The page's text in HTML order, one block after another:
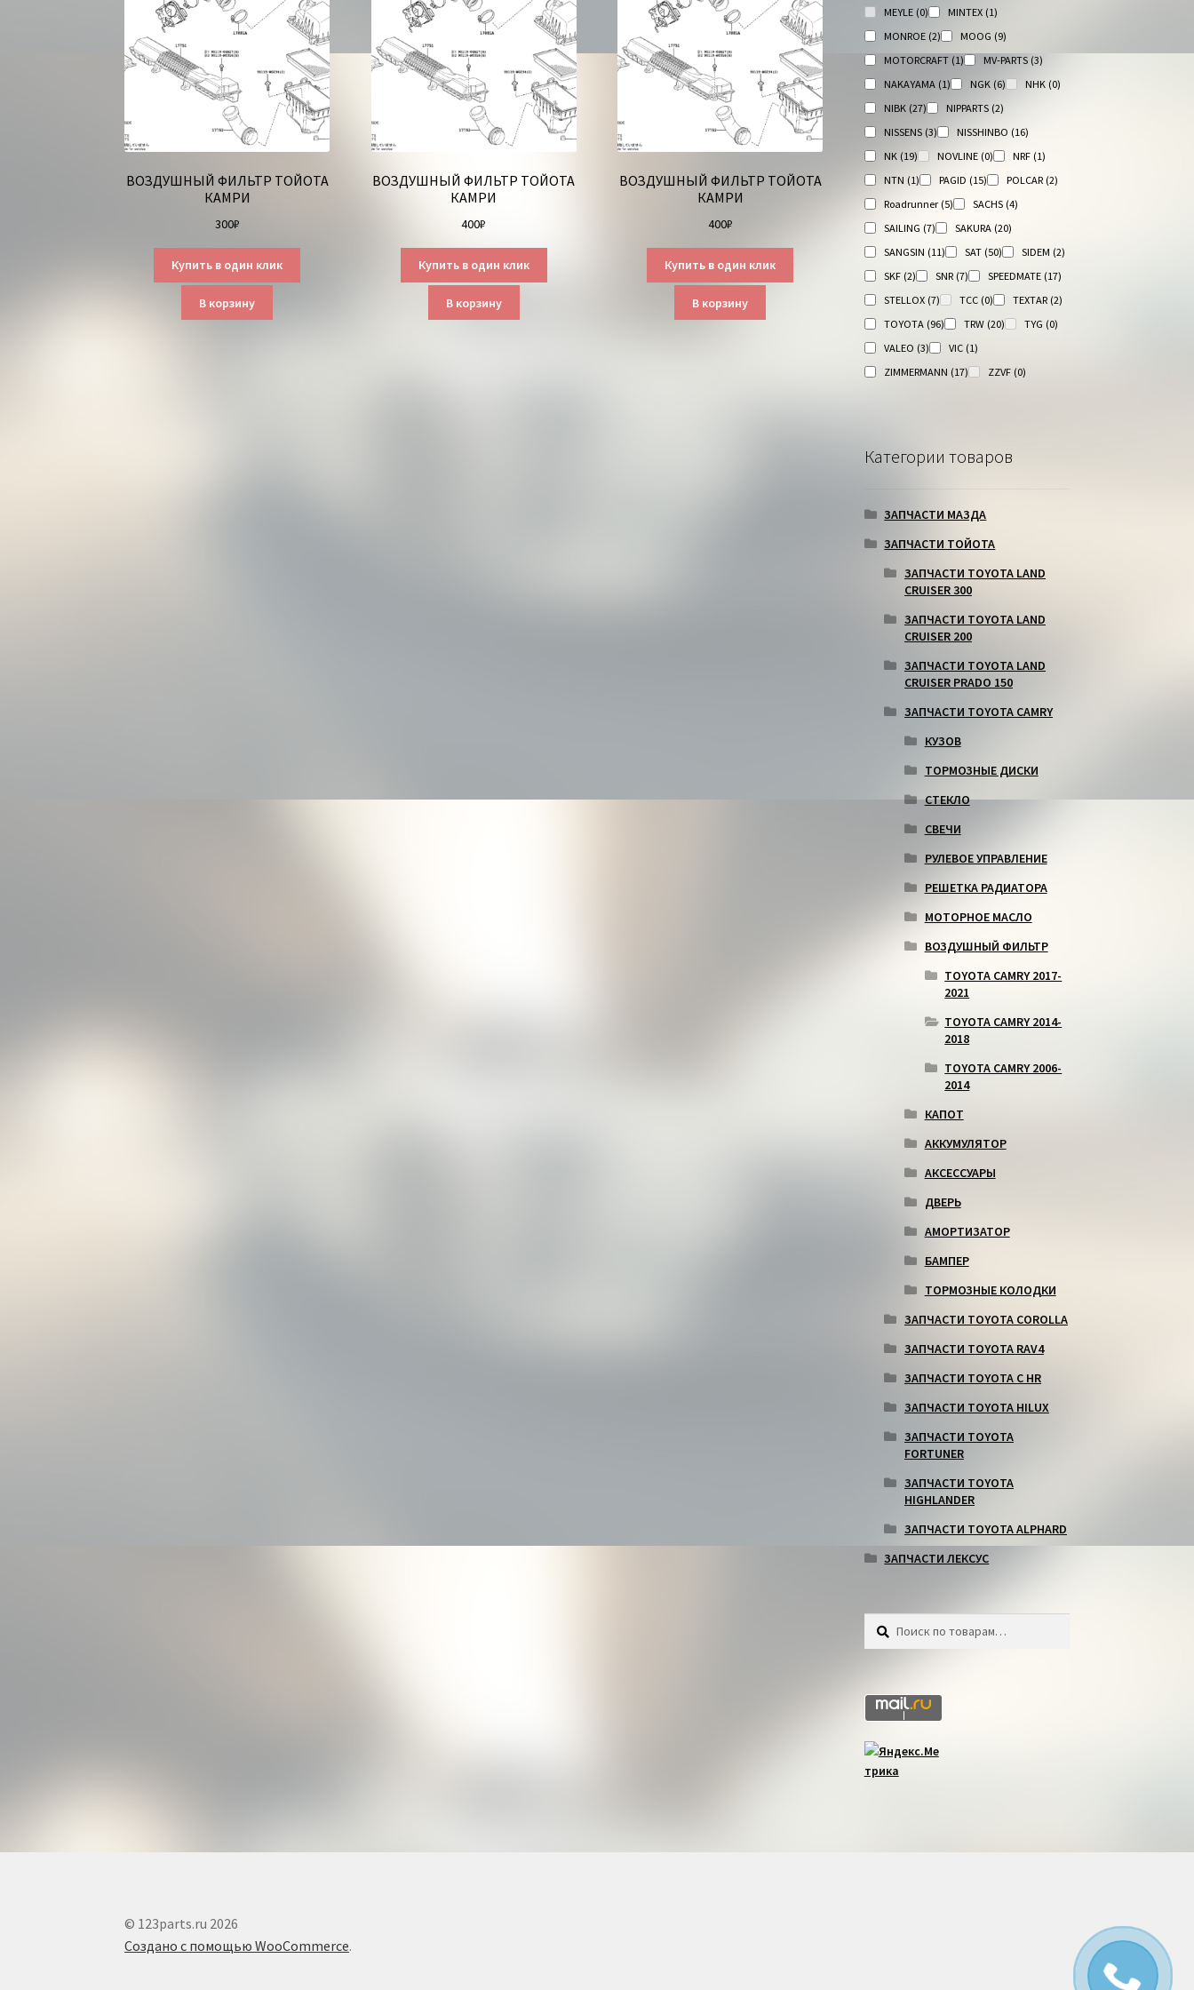
ВОЗДУШНЫЙ ФИЛЬТР ТОЙОТА
КАМРИ
300₽
Купить в один клик
В корзину
ВОЗДУШНЫЙ ФИЛЬТР ТОЙОТА
КАМРИ
400₽
Купить в один клик
В корзину
ВОЗДУШНЫЙ ФИЛЬТР ТОЙОТА
КАМРИ
400₽
Купить в один клик
В корзину
MEYLE (0) MINTEX (1)
MONROE (2) MOOG (9)
MOTORCRAFT (1) MV-PARTS (3)
NAKAYAMA (1) NGK (6) NHK (0)
NIBK (27) NIPPARTS (2)
NISSENS (3) NISSHINBO (16)
NK (19) NOVLINE (0) NRF (1)
NTN (1) PAGID (15) POLCAR (2)
Roadrunner (5) SACHS (4)
SAILING (7) SAKURA (20)
SANGSIN (11) SAT (50) SIDEM (2)
SKF (2) SNR (7) SPEEDMATE (17)
STELLOX (7) TCC (0) TEXTAR (2)
TOYOTA (96) TRW (20) TYG (0)
VALEO (3) VIC (1)
ZIMMERMANN (17) ZZVF (0)
Категории товаров
ЗАПЧАСТИ МАЗДА
ЗАПЧАСТИ ТОЙОТА
ЗАПЧАСТИ TOYOTA LAND
CRUISER 300
ЗАПЧАСТИ TOYOTA LAND
CRUISER 200
ЗАПЧАСТИ TOYOTA LAND
CRUISER PRADO 150
ЗАПЧАСТИ TOYOTA CAMRY
КУЗОВ
ТОРМОЗНЫЕ ДИСКИ
СТЕКЛО
СВЕЧИ
РУЛЕВОЕ УПРАВЛЕНИЕ
РЕШЕТКА РАДИАТОРА
МОТОРНОЕ МАСЛО
ВОЗДУШНЫЙ ФИЛЬТР
TOYOTA CAMRY 2017-
2021
TOYOTA CAMRY 2014-
2018
TOYOTA CAMRY 2006-
2014
КАПОТ
АККУМУЛЯТОР
АКСЕССУАРЫ
ДВЕРЬ
АМОРТИЗАТОР
БАМПЕР
ТОРМОЗНЫЕ КОЛОДКИ
ЗАПЧАСТИ TOYOTA COROLLA
ЗАПЧАСТИ TOYOTA RAV4
ЗАПЧАСТИ TOYOTA C HR
ЗАПЧАСТИ TOYOTA HILUX
ЗАПЧАСТИ TOYOTA
FORTUNER
ЗАПЧАСТИ TOYOTA
HIGHLANDER
ЗАПЧАСТИ TOYOTA ALPHARD
ЗАПЧАСТИ ЛЕКСУС
Искать:
Поиск
© 123parts.ru 2026
Создано с помощью WooCommerce.